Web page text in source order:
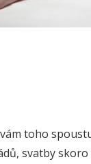
toho
svatby skoro